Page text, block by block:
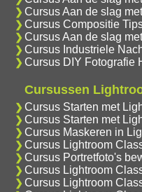
Cursus Aan de slag
Cursus Compositie
Cursus Aan de slag
Cursus Industriele
Cursus DIY Fotografie
Cursussen
Cursus Starten met
Cursus Starten met
Cursus Maskeren in
Cursus Lightroom
Cursus Portretfoto's
Cursus Lightroom
Cursus Lightroom